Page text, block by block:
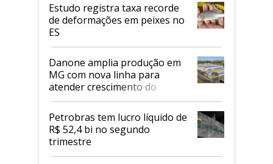
Estudo registra taxa recorde
de deformações em peixes no
ES
Danone amplia produção em
MG com nova linha para
atender crescimento do
mercado de alimentos
proteicos
Petrobras tem lucro líquido de
R$ 52,4 bi no segundo
trimestre